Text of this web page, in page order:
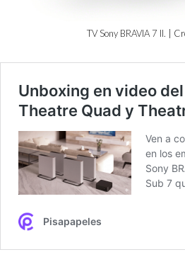
TV Sony BRAVIA 7 II. |